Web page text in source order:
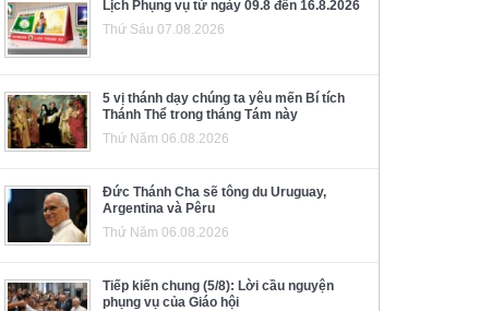
Lịch Phụng vụ từ ngày 09.8 đến 16.8.2026
Thứ Sáu 07.08.2026
5 vị thánh dạy chúng ta yêu mến Bí tích
Thánh Thể trong tháng Tám này
Thứ Năm 06.08.2026
Đức Thánh Cha sẽ tông du Uruguay,
Argentina và Pêru
Thứ Năm 06.08.2026
Tiếp kiến chung (5/8): Lời cầu nguyện
phụng vụ của Giáo hội